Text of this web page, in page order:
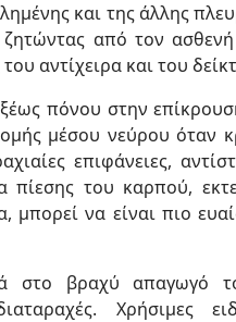
και της άλλης
από τον
αντίχειρα και του
πόνου στην
μέσου νεύρου όταν
επιφάνειες,
πίεσης του καρπού,
να είναι πιο
στο βραχύ απαγωγό
Χρήσιμες